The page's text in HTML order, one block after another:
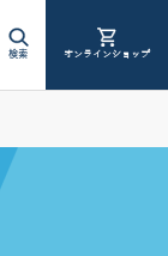
検索 オンラインショップ